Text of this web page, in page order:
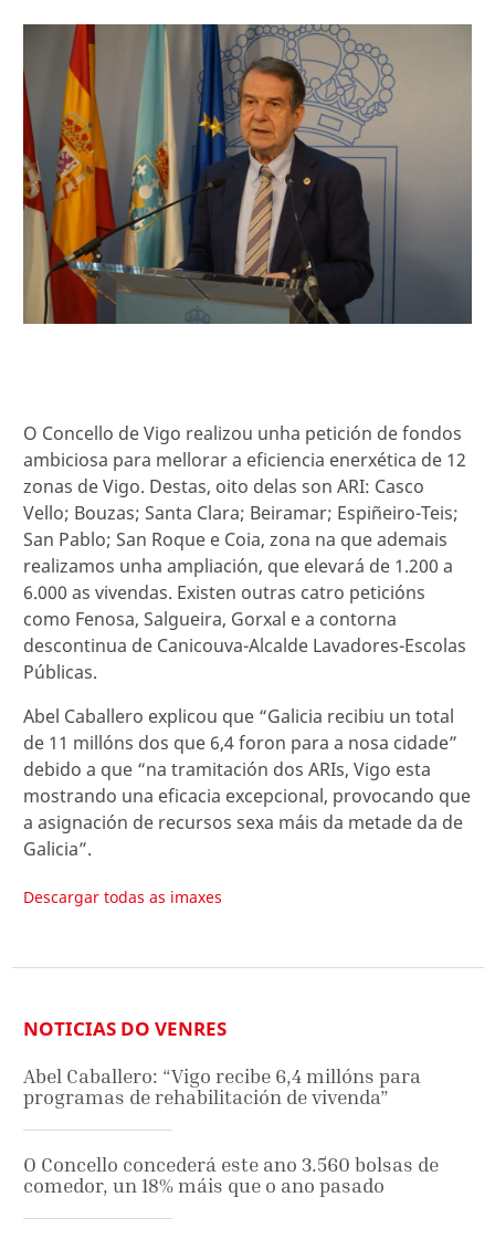
O Concello de Vigo realizou unha petición de fondos
ambiciosa para mellorar a eficiencia enerxética de 12
zonas de Vigo. Destas, oito delas son ARI: Casco
Vello; Bouzas; Santa Clara; Beiramar; Espiñeiro-Teis;
San Pablo; San Roque e Coia, zona na que ademais
realizamos unha ampliación, que elevará de 1.200 a
6.000 as vivendas. Existen outras catro peticións
como Fenosa, Salgueira, Gorxal e a contorna
descontinua de Canicouva-Alcalde Lavadores-Escolas
Públicas.
Abel Caballero explicou que “Galicia recibiu un total
de 11 millóns dos que 6,4 foron para a nosa cidade”
debido a que “na tramitación dos ARIs, Vigo esta
mostrando una eficacia excepcional, provocando que
a asignación de recursos sexa máis da metade da de
Galicia”.
Descargar todas as imaxes
NOTICIAS DO VENRES
Abel Caballero: “Vigo recibe 6,4 millóns para
programas de rehabilitación de vivenda”
O Concello concederá este ano 3.560 bolsas de
comedor, un 18% máis que o ano pasado